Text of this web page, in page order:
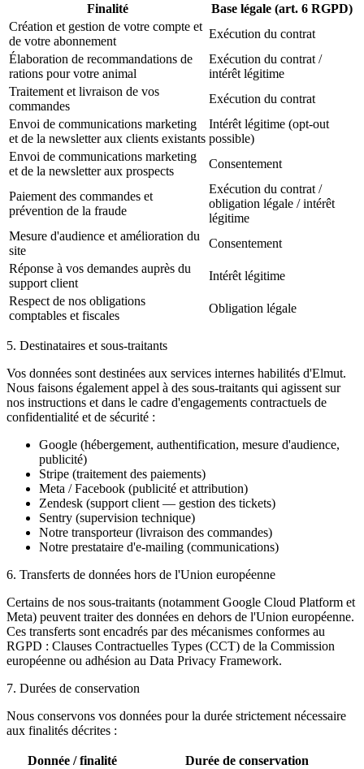
Finalité
Base légale (art. 6 RGPD)
Création et gestion de votre compte et
de votre abonnement
Exécution du contrat
Élaboration de recommandations de
rations pour votre animal
Exécution du contrat /
intérêt légitime
Traitement et livraison de vos
commandes
Exécution du contrat
Envoi de communications marketing
et de la newsletter aux clients existants
Intérêt légitime (opt-out
possible)
Envoi de communications marketing
et de la newsletter aux prospects
Consentement
Paiement des commandes et
prévention de la fraude
Exécution du contrat /
obligation légale / intérêt
légitime
Mesure d'audience et amélioration du
site
Consentement
Réponse à vos demandes auprès du
support client
Intérêt légitime
Respect de nos obligations
comptables et fiscales
Obligation légale
5. Destinataires et sous-traitants
Vos données sont destinées aux services internes habilités d'Elmut.
Nous faisons également appel à des sous-traitants qui agissent sur
nos instructions et dans le cadre d'engagements contractuels de
confidentialité et de sécurité :
Google (hébergement, authentification, mesure d'audience,
publicité)
Stripe (traitement des paiements)
Meta / Facebook (publicité et attribution)
Zendesk (support client — gestion des tickets)
Sentry (supervision technique)
Notre transporteur (livraison des commandes)
Notre prestataire d'e-mailing (communications)
6. Transferts de données hors de l'Union européenne
Certains de nos sous-traitants (notamment Google Cloud Platform et
Meta) peuvent traiter des données en dehors de l'Union européenne.
Ces transferts sont encadrés par des mécanismes conformes au
RGPD : Clauses Contractuelles Types (CCT) de la Commission
européenne ou adhésion au Data Privacy Framework.
7. Durées de conservation
Nous conservons vos données pour la durée strictement nécessaire
aux finalités décrites :
Donnée / finalité
Durée de conservation